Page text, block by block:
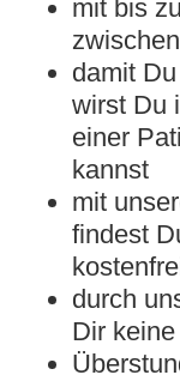
mit bis
damit
wirst Du
einer
kannst
mit
findest
durch
Dir